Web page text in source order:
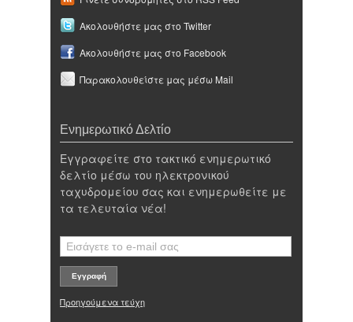
Ακολουθήστε μας στο Twitter
Ακολουθήστε μας στο Facebook
Παρακολουθείστε μας μέσω Mail
Ενημερωτικό Δελτίο
Εγγραφείτε στο τακτικό ενημερωτικό
δελτίο μέσω του ηλεκτρονικού
ταχυδρομείου σας και ενημερωθείτε με
τα τελευταία νέα!
Προηγούμενα τεύχη